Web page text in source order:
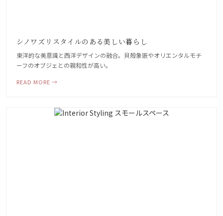
シノワズリスタイルのある美しい暮らし
東洋的な美意識と西洋デザインの融合。貝殻象嵌やオリエンタルモチ
ーフのオブジェとの親和性が高い。
READ MORE →